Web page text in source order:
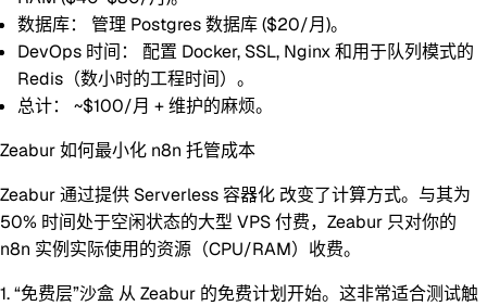
数据库：
管理 Postgres 数据库 ($20/月)。
DevOps 时间：
配置 Docker, SSL, Nginx 和用于队列模式的
Redis（数小时的工程时间）。
总计：
~$100/月 + 维护的麻烦。
Zeabur 如何最小化 n8n 托管成本
Zeabur 通过提供 Serverless 容器化 改变了计算方式。与其为
50% 时间处于空闲状态的大型 VPS 付费，Zeabur 只对你的
n8n 实例实际使用的资源（CPU/RAM）收费。
1. “免费层”沙盒 从 Zeabur 的免费计划开始。这非常适合测试触